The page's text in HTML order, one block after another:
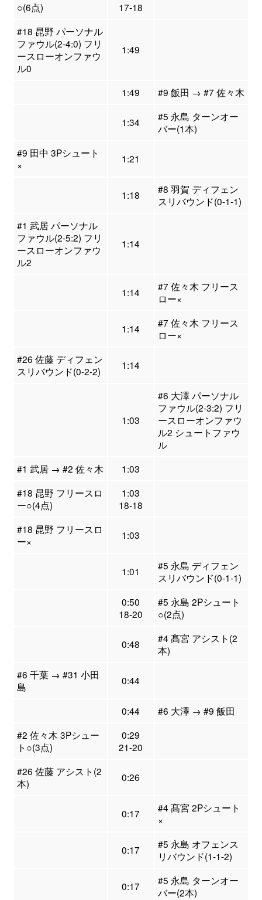
○(6点)
17-18
#18 昆野 パーソナル
ファウル(2-4:0) フリ
ースローオンファウ
ル0
1:49
1:49 #9 飯田 → #7 佐々木
1:34
#5 永島 ターンオー
バー(1本)
#9 田中 3Pシュート
×
1:21
1:18
#8 羽賀 ディフェン
スリバウンド(0-1-1)
#1 武居 パーソナル
ファウル(2-5:2) フリ
ースローオンファウ
ル2
1:14
1:14
#7 佐々木 フリース
ロー×
1:14
#7 佐々木 フリース
ロー×
#26 佐藤 ディフェン
スリバウンド(0-2-2)
1:14
1:03
#6 大澤 パーソナル
ファウル(2-3:2) フリ
ースローオンファウ
ル2 シュートファウ
ル
#1 武居 → #2 佐々木
1:03
#18 昆野 フリースロ
ー○(4点)
1:03
18-18
#18 昆野 フリースロ
ー×
1:03
1:01
#5 永島 ディフェン
スリバウンド(0-1-1)
0:50
18-20
#5 永島 2Pシュート
○(2点)
0:48
#4 髙宮 アシスト(2
本)
#6 千葉 → #31 小田
島
0:44
0:44
#6 大澤 → #9 飯田
#2 佐々木 3Pシュー
ト○(3点)
0:29
21-20
#26 佐藤 アシスト(2
本)
0:26
0:17
#4 髙宮 2Pシュート
×
0:17
#5 永島 オフェンス
リバウンド(1-1-2)
0:17
#5 永島 ターンオー
バー(2本)